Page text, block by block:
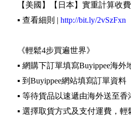
【美國】【日本】實重計算收
▪️ 查看細則 | http://bit.ly/2vSzFxn
《輕鬆4步買遍世界》
▪️ 網購下訂單填寫Buyippee海外
▪️ 到Buyippee網站填寫訂單資料
▪️ 等待貨品以速遞由海外送至香
▪️ 選擇取貨方式及支付運費，輕